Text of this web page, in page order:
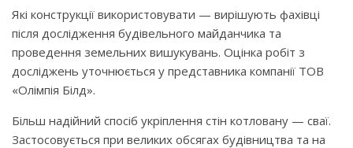
Які конструкції використовувати — вирішують фахівці
після дослідження будівельного майданчика та
проведення земельних вишукувань. Оцінка робіт з
досліджень уточнюється у представника компанії ТОВ
«Олімпія Білд».
Більш надійний спосіб укріплення стін котловану — сваї.
Застосовується при великих обсягах будівництва та на